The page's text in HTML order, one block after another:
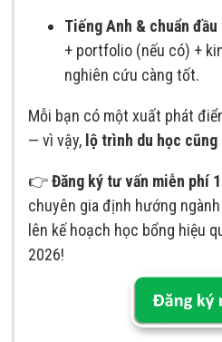
Tiếng Anh & chuẩn đầu
+ portfolio (nếu có) +
nghiên cứu càng tốt.
Mỗi bạn có một xuất phát
— vì vậy, lộ trình du học
👉Đăng ký tư vấn miễn phí
chuyên gia định hướng
lên kế hoạch học bổng hiệu
2026!